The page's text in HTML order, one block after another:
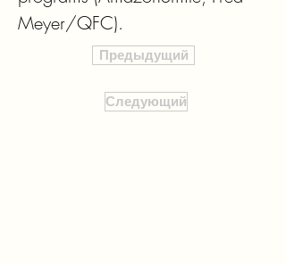
Meyer/QFC).
Предыдущий
Следующий